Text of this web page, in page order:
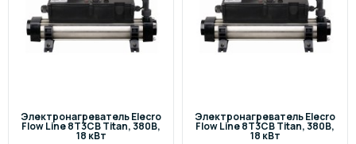
Электронагреватель Elecro
Flow Line 8Т3СВ Titan, 380В,
18 кВт
Электронагреватель Elecro
Flow Line 8Т3СВ Titan, 380В,
18 кВт